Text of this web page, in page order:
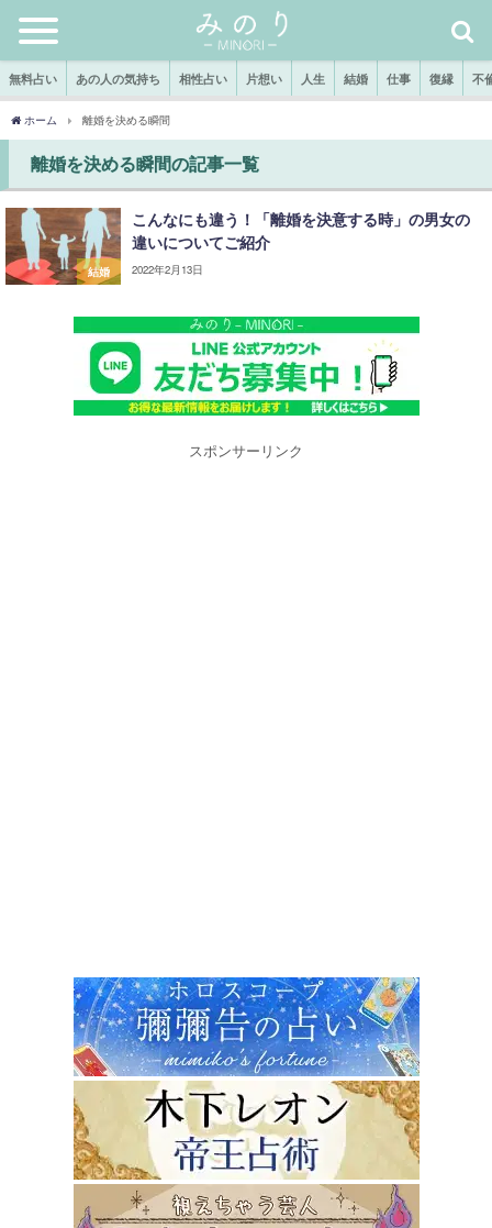
無料占い あの人の気持ち 相性占い 片想い 人生 結婚 仕事 復縁 不
ホーム 離婚を決める瞬間
離婚を決める瞬間の記事一覧
結婚
こんなにも違う！「離婚を決意する時」の男女の
違いについてご紹介
2022年2月13日
スポンサーリンク